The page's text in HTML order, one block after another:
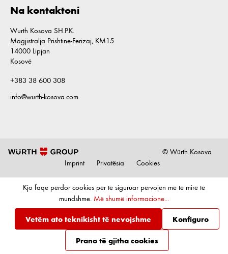
Na kontaktoni
Wurth Kosova SH.P.K.
Magjistralja Prishtine-Ferizaj, KM15
14000 Lipjan
Kosovë
+383 38 600 308
info@wurth-kosova.com
© Würth Kosova
Imprint
Privatësia Cookies
Kjo faqe përdor cookies për të siguruar përvojën më të mirë të
mundshme. Më shumë informacione...
Vetëm ato teknikisht të nevojshme Konfiguro
Prano të gjitha cookies